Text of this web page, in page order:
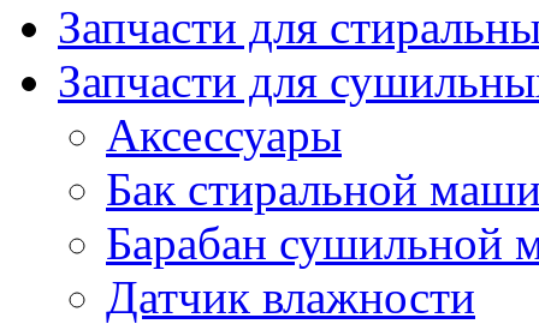
Запчасти для
Запчасти для
Аксессуары
Бак стиральной
Барабан сушильной
Датчик влажности